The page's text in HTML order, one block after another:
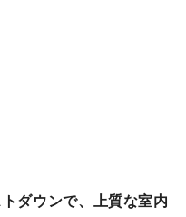
ダウンで、上質な室内